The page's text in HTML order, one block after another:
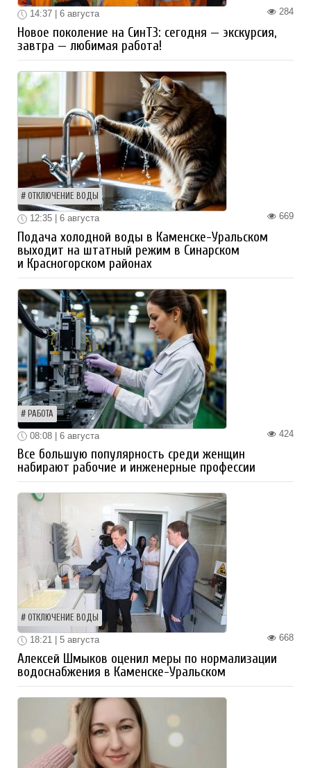
284
14:37 | 6 августа
Новое поколение на СинТЗ: сегодня — экскурсия,
завтра — любимая работа!
ОТКЛЮЧЕНИЕ ВОДЫ
669
12:35 | 6 августа
Подача холодной воды в Каменске-Уральском
выходит на штатный режим в Синарском
и Красногорском районах
РАБОТА
424
08:08 | 6 августа
Все большую популярность среди женщин
набирают рабочие и инженерные профессии
ОТКЛЮЧЕНИЕ ВОДЫ
668
18:21 | 5 августа
Алексей Шмыков оценил меры по нормализации
водоснабжения в Каменске-Уральском